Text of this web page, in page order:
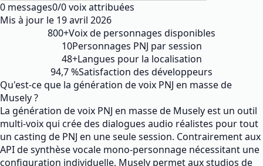
0 messages0/0voix attribuées
Mis à jour le 19 avril 2026
800+Voix de personnages disponibles
10Personnages PNJ par session
48+Langues pour la localisation
94,7 %Satisfaction des développeurs
Qu'est-ce que la génération de voix PNJ en masse de
Musely ?
La génération de voix PNJ en masse de Musely est un outil
multi-voix qui crée des dialogues audio réalistes pour tout
un casting de PNJ en une seule session. Contrairement aux
API de synthèse vocale mono-personnage nécessitant une
configuration individuelle, Musely permet aux studios de